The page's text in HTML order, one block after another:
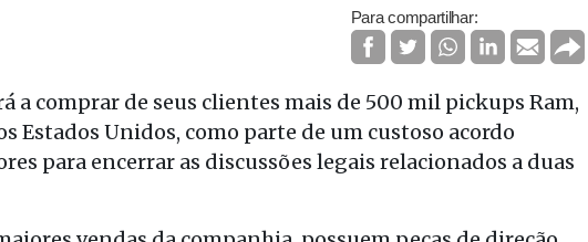
Para compartilhar:
a comprar de seus clientes mais de 500 mil pickups Ram,
Estados Unidos, como parte de um custoso acordo
para encerrar as discussões legais relacionados a duas